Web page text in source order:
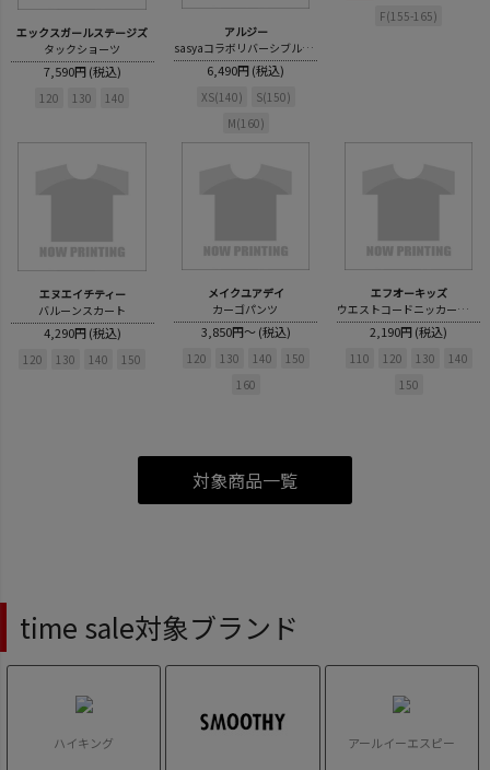
エックスガールステージズ
タックショーツ
7,590円 (税込)
120 130 140
アルジー
sasyaコラボリバーシブルタンタケブルゾン
6,490円 (税込)
XS(140)
S(150)
M(160)
F(155-165)
エヌエイチティー
バルーンスカート
4,290円 (税込)
120 130 140 150
メイクユアデイ
カーゴパンツ
3,850円～ (税込)
120 130 140
150
160
エフオーキッズ
ウエストコードニッカーズパンツ
2,190円 (税込)
110 120 130
140
150
対象商品一覧
time sale対象ブランド
ハイキング アールイーエスピー